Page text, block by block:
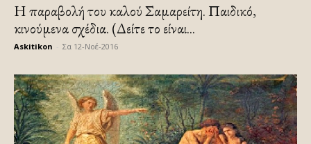
Η παραβολή του καλού Σαμαρείτη. Παιδικό,
κινούμενα σχέδια. (Δείτε το είναι...
Askitikon Σα 12-Νοέ-2016